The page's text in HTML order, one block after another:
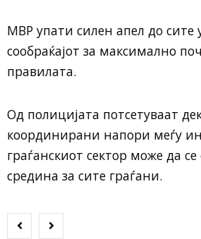
МВР упати силен апел до сите
сообраќајот за максимално
правилата.
Од полицијата потсетуваат
координирани напори меѓу
граѓанскиот сектор може да се
средина за сите граѓани.